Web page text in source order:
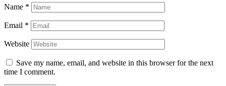
Name *
Email *
Website
Save my name, email, and website in this browser for the next
time I comment.